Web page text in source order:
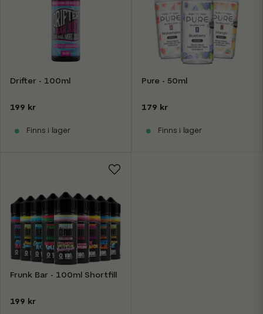
Drifter - 100ml
199 kr
Finns i lager
Pure - 50ml
179 kr
Finns i lager
Frunk Bar - 100ml Shortfill
199 kr